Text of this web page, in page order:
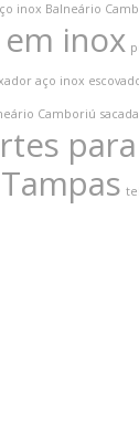
inox Balneário
inox
aço inox
Camboriú
para
Tampas